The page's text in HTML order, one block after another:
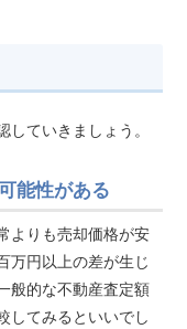
ていきましょう。
能性がある
よりも売却価格が安
万円以上の差が生じ
般的な不動産査定額
してみるといいでし